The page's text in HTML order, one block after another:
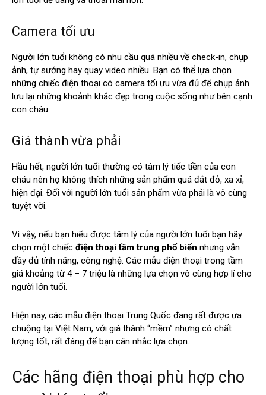
Camera tối ưu
Người lớn tuổi không có nhu cầu quá nhiều về check-in, chụp
ảnh, tự sướng hay quay video nhiều. Bạn có thể lựa chọn
những chiếc điện thoại có camera tối ưu vừa đủ để chụp ảnh
lưu lại những khoảnh khắc đẹp trong cuộc sống như bên cạnh
con cháu.
Giá thành vừa phải
Hầu hết, người lớn tuổi thường có tâm lý tiếc tiền của con
cháu nên họ không thích những sản phẩm quá đắt đỏ, xa xỉ,
hiện đại. Đối với người lớn tuổi sản phẩm vừa phải là vô cùng
tuyệt vời.
Vì vậy, nếu bạn hiểu được tâm lý của người lớn tuổi bạn hãy
chọn một chiếc điện thoại tầm trung phổ biến nhưng vẫn
đầy đủ tính năng, công nghệ. Các mẫu điện thoại trong tầm
giá khoảng từ 4 – 7 triệu là những lựa chọn vô cùng hợp lí cho
người lớn tuổi.
Hiện nay, các mẫu điện thoại Trung Quốc đang rất được ưa
chuộng tại Việt Nam, với giá thành “mềm” nhưng có chất
lượng tốt, rất đáng để bạn cân nhắc lựa chọn.
Các hãng điện thoại phù hợp cho